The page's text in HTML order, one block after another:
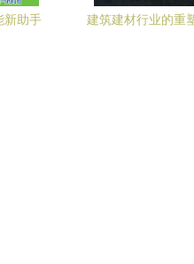
新助手
建筑建材行业的重